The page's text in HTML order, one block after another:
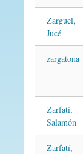
Zarguel,
Jucé
zargatona
Zarfatí,
Salamón
Zarfatí,